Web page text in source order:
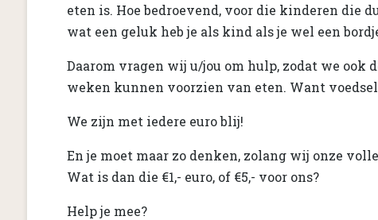
eten is. Hoe bedroevend, voor die kinderen die
wat een geluk heb je als kind als je wel een
Daarom vragen wij u/jou om hulp, zodat we ook
weken kunnen voorzien van eten. Want
We zijn met iedere euro blij!
En je moet maar zo denken, zolang wij onze
Wat is dan die €1,- euro, of €5,- voor ons?
Help je mee?